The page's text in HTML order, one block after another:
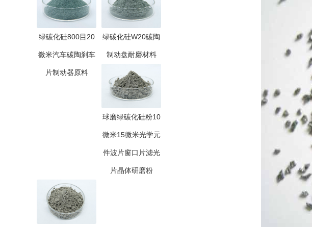
绿碳化硅800目20
微米汽车碳陶刹车
片制动器原料
绿碳化硅W20碳陶
制动盘耐磨材料
球磨绿碳化硅粉10
微米15微米光学元
件波片窗口片滤光
片晶体研磨粉